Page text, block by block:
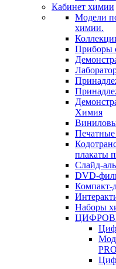
Кабинет химии
Модели
химии.
Приборы
Химия
Печатные
плакаты
Слайд-
DVD-
Компакт-
Наборы